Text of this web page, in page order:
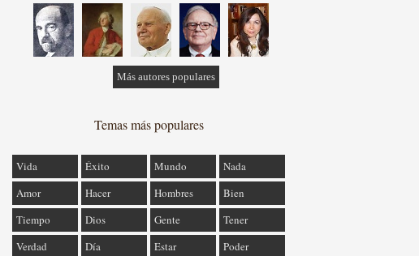
Más autores populares
Temas más populares
Vida Éxito Mundo
Nada
Amor
Hacer Hombres
Bien
Tiempo
Dios Gente
Tener
Verdad
Día Estar
Poder